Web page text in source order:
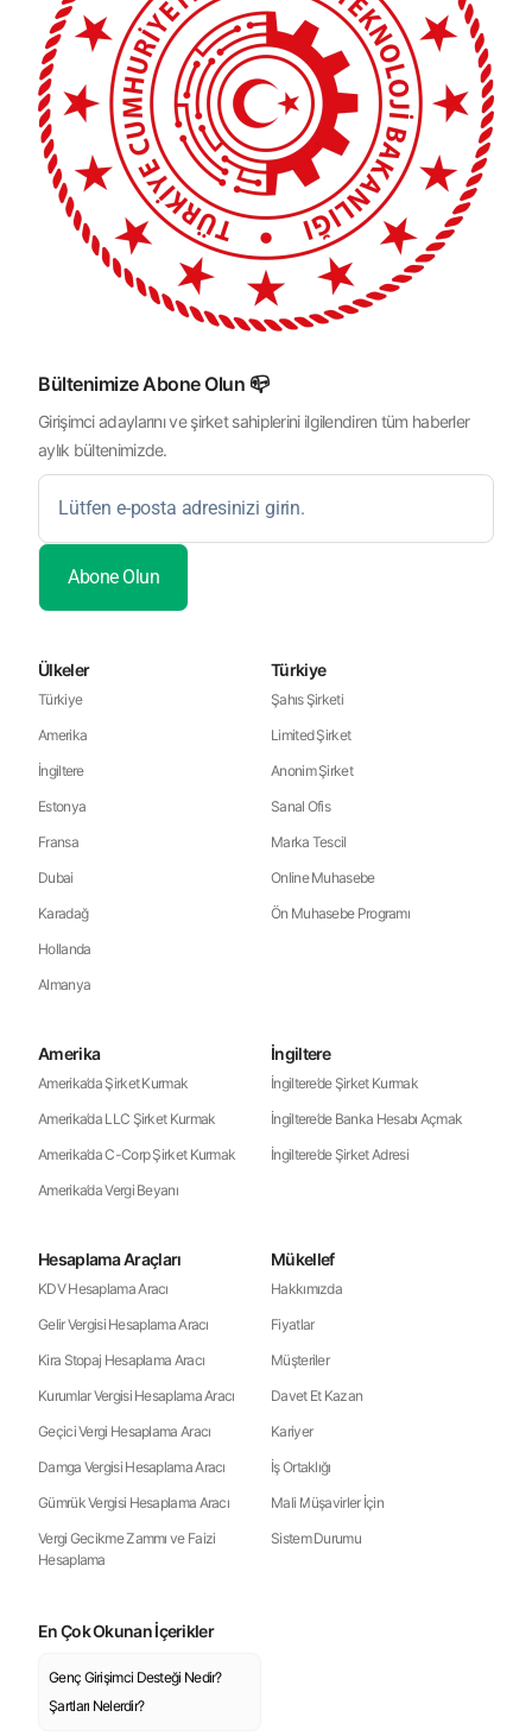
Bültenimize Abone Olun 📪
Girişimci adaylarını ve şirket sahiplerini ilgilendiren tüm haberler
aylık bültenimizde.
Ülkeler
Türkiye
Amerika
İngiltere
Estonya
Fransa
Dubai
Karadağ
Hollanda
Almanya
Türkiye
Şahıs Şirketi
Limited Şirket
Anonim Şirket
Sanal Ofis
Marka Tescil
Online Muhasebe
Ön Muhasebe Programı
Amerika
Amerika’da Şirket Kurmak
Amerika’da LLC Şirket Kurmak
Amerika’da C-Corp Şirket Kurmak
Amerika’da Vergi Beyanı
İngiltere
İngiltere’de Şirket Kurmak
İngiltere’de Banka Hesabı Açmak
İngiltere’de Şirket Adresi
Hesaplama Araçları
KDV Hesaplama Aracı
Gelir Vergisi Hesaplama Aracı
Kira Stopaj Hesaplama Aracı
Kurumlar Vergisi Hesaplama Aracı
Geçici Vergi Hesaplama Aracı
Damga Vergisi Hesaplama Aracı
Gümrük Vergisi Hesaplama Aracı
Vergi Gecikme Zammı ve Faizi
Hesaplama
Mükellef
Hakkımızda
Fiyatlar
Müşteriler
Davet Et Kazan
Kariyer
İş Ortaklığı
Mali Müşavirler İçin
Sistem Durumu
En Çok Okunan İçerikler
Genç Girişimci Desteği Nedir?
Şartları Nelerdir?